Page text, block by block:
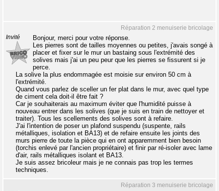
Réparation 2 menuiserie bricolage
Invité
Bonjour, merci pour votre réponse.
Les pierres sont de tailles moyennes ou petites, j'avais songé à
placer et fixer sur le mur un bastaing sous l'extrémité des
solives mais j'ai un peu peur que les pierres se fissurent si je
perce.
La solive la plus endommagée est moisie sur environ 50 cm à
l'extrémité.
Quand vous parlez de sceller un fer plat dans le mur, avec quel type
de ciment cela doit-il être fait ?
Car je souhaiterais au maximum éviter que l'humidité puisse à
nouveau entrer dans les solives (que je suis en train de nettoyer et
traiter). Tous les scellements des solives sont à refaire.
J'ai l'intention de poser un plafond suspendu (suspente, rails
métalliques, isolation et BA13) et de refaire ensuite les joints des
murs pierre de toute la pièce qui en ont apparemment bien besoin
(torchis enlevé par l'ancien propriétaire) et finir par ré-isoler avec lame
d'air, rails métalliques isolant et BA13.
Je suis assez bricoleur mais je ne connais pas trop les termes
techniques.
Réparation 3 menuiserie bricolage